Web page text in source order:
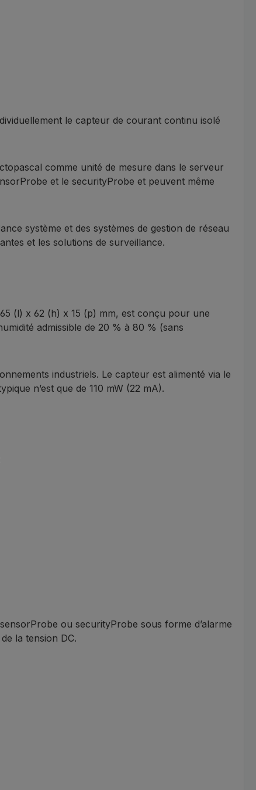
le capteur de courant continu isolé
comme unité de mesure dans le serveur
et le securityProbe et peuvent même
système et des systèmes de gestion de réseau
et les solutions de surveillance.
(l) x 62 (h) x 15 (p) mm, est conçu pour une
admissible de 20 % à 80 % (sans
industriels. Le capteur est alimenté via le
n’est que de 110 mW (22 mA).
ou securityProbe sous forme d’alarme
la tension DC.